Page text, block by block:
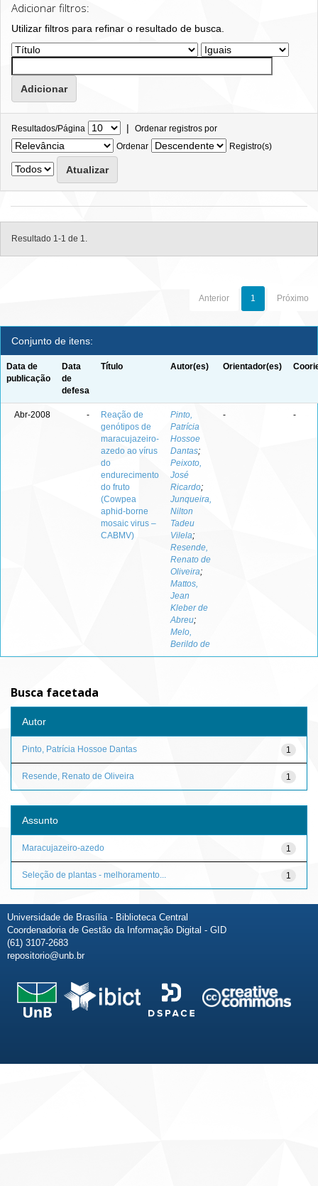
Adicionar filtros:
Utilizar filtros para refinar o resultado de busca.
Resultados/Página | Ordenar registros por
Ordenar
Registro(s)
Resultado 1-1 de 1.
Anterior 1 Próximo
Conjunto de itens:
Data de
publicação
Data
de
defesa
Título Autor(es) Orientador(es)
Abr-2008 -
Reação de
genótipos de
maracujazeiro-
azedo ao vírus
do
endurecimento
do fruto
(Cowpea
aphid-borne
mosaic virus –
CABMV)
Pinto,
Patrícia
Hossoe
Dantas;
Peixoto,
José
Ricardo;
Junqueira,
Nilton
Tadeu
Vilela;
Resende,
Renato de
Oliveira;
Mattos,
Jean
Kleber de
Abreu;
Melo,
Berildo de
- -
Busca facetada
Autor
1
Pinto, Patrícia Hossoe Dantas
1
Resende, Renato de Oliveira
Assunto
1
Maracujazeiro-azedo
1
Seleção de plantas - melhoramento...
Universidade de Brasília - Biblioteca Central
Coordenadoria de Gestão da Informação Digital - GID
(61) 3107-2683
repositorio@unb.br